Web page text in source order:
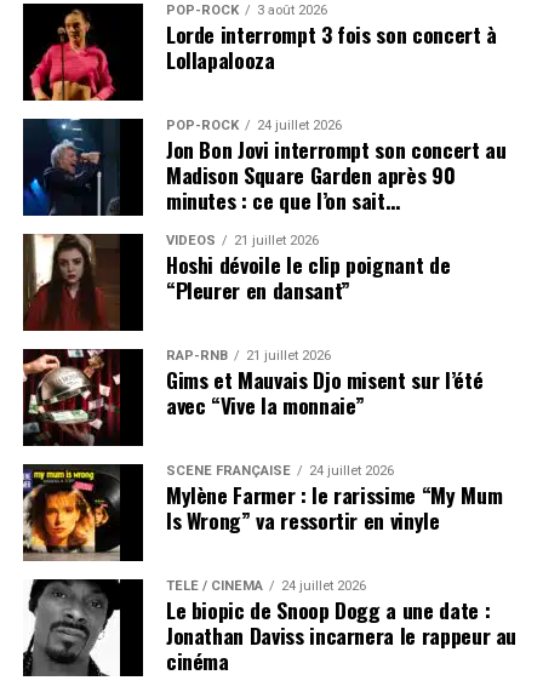
POP-ROCK 3 août 2026
Lorde interrompt 3 fois son concert à
Lollapalooza
POP-ROCK 24 juillet 2026
Jon Bon Jovi interrompt son concert au
Madison Square Garden après 90
minutes : ce que l’on sait…
VIDEOS 21 juillet 2026
Hoshi dévoile le clip poignant de
“Pleurer en dansant”
RAP-RNB 21 juillet 2026
Gims et Mauvais Djo misent sur l’été
avec “Vive la monnaie”
SCÈNE FRANÇAISE 24 juillet 2026
Mylène Farmer : le rarissime “My Mum
Is Wrong” va ressortir en vinyle
TÉLÉ / CINÉMA 24 juillet 2026
Le biopic de Snoop Dogg a une date :
Jonathan Daviss incarnera le rappeur au
cinéma